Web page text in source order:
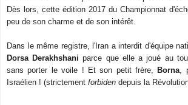
Dès lors, cette édition 2017 du Championnat
peu de son charme et de son intérêt.
Dans le même registre, l'Iran a interdit d'équipe
Dorsa Derakhshani parce que elle a joué au
sans porter le voile ! Et son petit frère,
Borna ,
Israélien ! (strictement forbiden depuis la